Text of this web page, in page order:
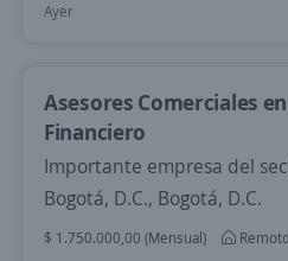
Ayer
Asesores Comerciales
Financiero
Importante empresa del
Bogotá, D.C., Bogotá, D.C.
$ 1.750.000,00 (Mensual)